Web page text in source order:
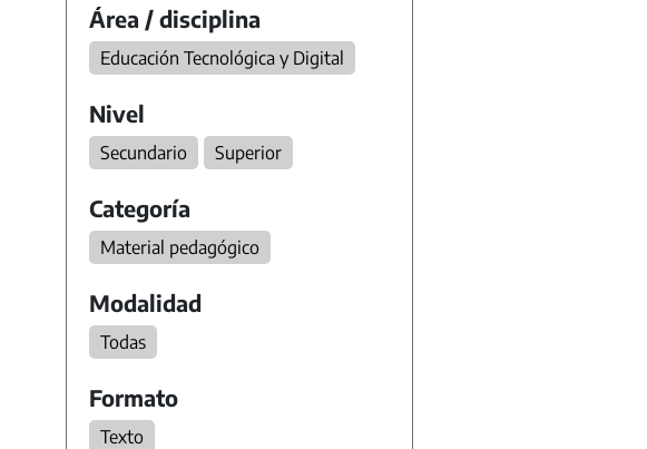
Área / disciplina
Educación Tecnológica y Digital
Nivel
Secundario Superior
Categoría
Material pedagógico
Modalidad
Todas
Formato
Texto